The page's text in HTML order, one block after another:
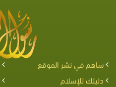
ساهم في نشر الموقع
دليلك للإسلام